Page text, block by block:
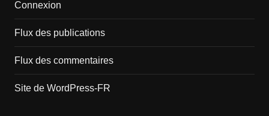
Connexion
Flux des publications
Flux des commentaires
Site de WordPress-FR